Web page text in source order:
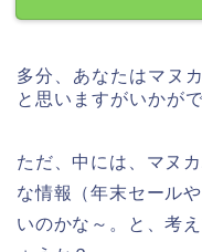
多分、あなたはマヌ
と思いますがいかが
ただ、中には、マヌ
な情報（年末セール
いのかな～。と、考